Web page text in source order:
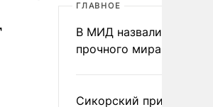
ГЛАВНОЕ
В МИД назвали условия
прочного мира на
Сикорский призвал